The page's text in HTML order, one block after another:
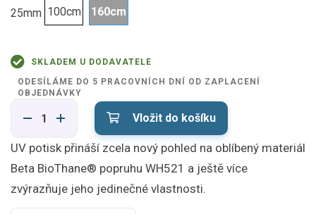
UV potisk přináší zcela nový pohled na oblíbený materiál
Beta BioThane® popruhu WH521 a ještě více
zvýrazňuje jeho jedinečné vlastnosti.
25mm 100cm 160cm
Vložit do košíku
SKLADEM U DODAVATELE
ODESÍLÁME DO 5 PRACOVNÍCH DNÍ OD ZAPLACENÍ
OBJEDNÁVKY